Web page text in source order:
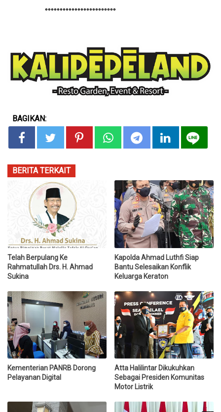
°°°°°°°°°°°°°°°°°°°°°°°°
BAGIKAN:
BERITA TERKAIT
Telah Berpulang Ke
Rahmatullah Drs. H. Ahmad
Sukina
Kapolda Ahmad Luthfi Siap
Bantu Selesaikan Konflik
Keluarga Keraton
Kementerian PANRB Dorong
Pelayanan Digital
Atta Halilintar Dikukuhkan
Sebagai Presiden Komunitas
Motor Listrik